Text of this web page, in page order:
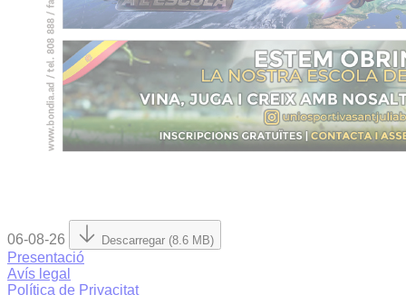
06-08-26 Descarregar (8.6 MB)
Presentació
Avís legal
Política de Privacitat